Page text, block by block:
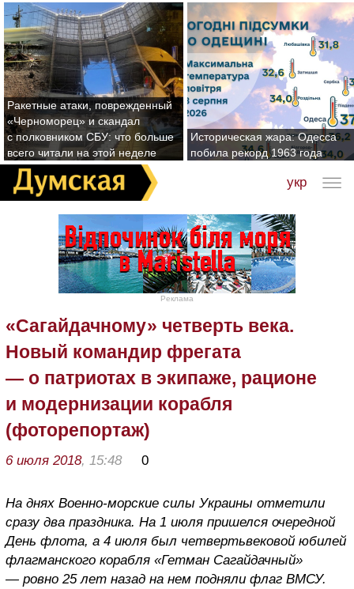
Ракетные атаки, поврежденный
«Черноморец» и скандал
с полковником СБУ: что больше
всего читали на этой неделе
Историческая жара: Одесса
побила рекорд 1963 года
укр
Реклама
«Сагайдачному» четверть века.
Новый командир фрегата
— о патриотах в экипаже, рационе
и модернизации корабля
(фоторепортаж)
6 июля 2018, 15:48 0
На днях Военно-морские силы Украины отметили
сразу два праздника. На 1 июля пришелся очередной
День флота, а 4 июля был четвертьвековой юбилей
флагманского корабля «Гетман Сагайдачный»
— ровно 25 лет назад на нем подняли флаг ВМСУ.